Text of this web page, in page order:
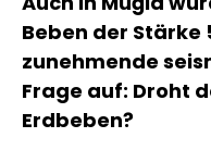
Beben der Stärke
zunehmende
Frage auf: Droht
Erdbeben?